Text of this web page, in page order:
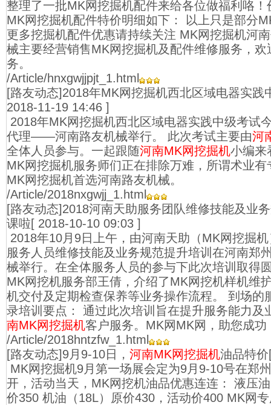
整理了一批MK网挖掘机配件来给各位做福利咯
MK网挖掘机配件特价明细如下： 以上只是部分
更多挖掘机配件优惠请持续关注 MK网挖掘机河
械主要经营销售MK网挖掘机及配件维修服务，
务。
/Article/hnxgwjjpjt_1.html
[路友动态]2018年MK网挖掘机西北区域电器实践
2018-11-19 14:46 ]
2018年MK网挖掘机西北区域电器实践中级考试
代理——河南路友机械举行。 此次考试主要由河
全体人员参与。一起跟随河南MK网挖掘机小编来
MK网挖掘机服务师们正在排除万难，所谓术业
MK网挖掘机首选河南路友机械。
/Article/2018nxgwjj_1.html
[路友动态]2018河南天助服务团队维修技能及业
课啦[ 2018-10-10 09:03 ]
2018年10月9日上午，由河南天助（MK网挖掘
服务人员维修技能及业务规范提升培训在河南郑
械举行。在全体服务人员的参与下此次培训取得
MK网挖机服务部王倩，介绍了MK网挖机样机维
机交付及定期检查保养等业务操作流程。 到场的
录培训要点： 通过此次培训旨在提升服务能力及
南MK网挖掘机客户服务。MK网MK网，助您成功
/Article/2018hntzfw_1.html
[路友动态]9月9-10日， 河南MK网挖掘机油品特价
MK网挖掘机9月第一场展会定为9月9-10号在郑
开，活动当天，MK网挖机油品优惠连连： 液压
价350 机油（18L）原价430，活动价400 MK网